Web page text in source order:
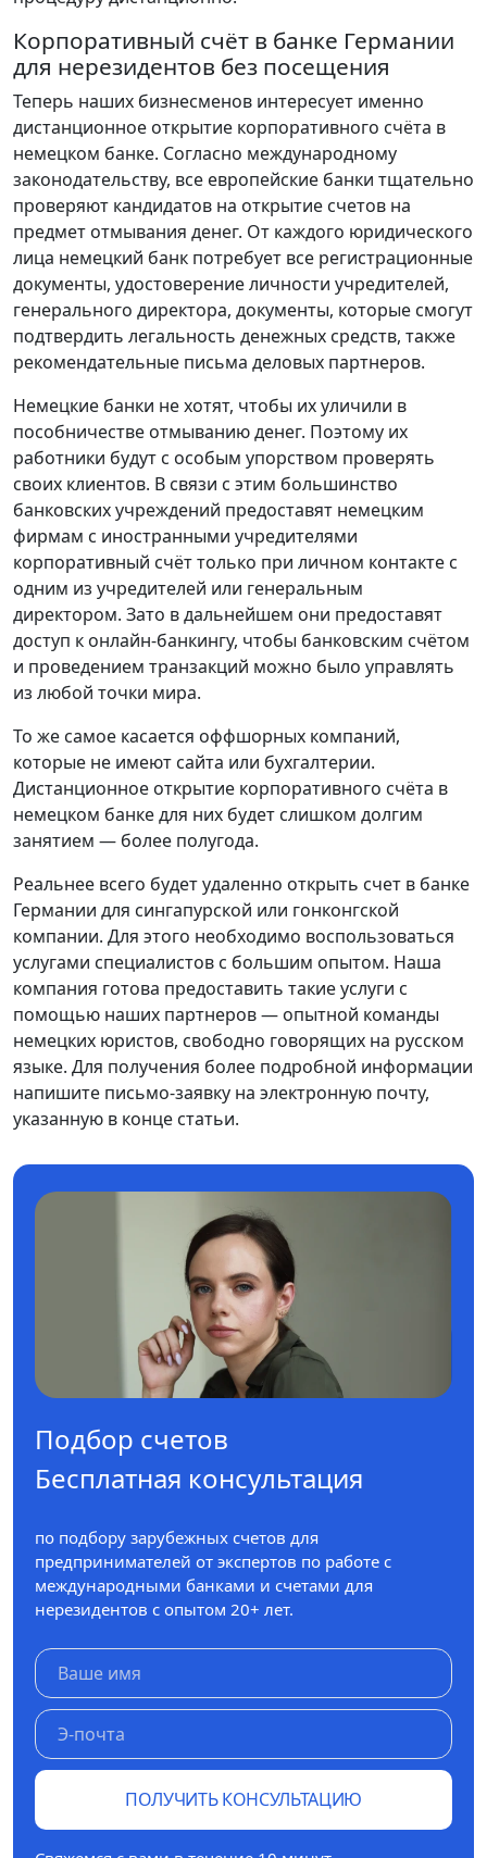
Корпоративный счёт в банке Германии
для нерезидентов без посещения
Теперь наших бизнесменов интересует именно
дистанционное открытие корпоративного счёта в
немецком банке. Согласно международному
законодательству, все европейские банки тщательно
проверяют кандидатов на открытие счетов на
предмет отмывания денег. От каждого юридического
лица немецкий банк потребует все регистрационные
документы, удостоверение личности учредителей,
генерального директора, документы, которые смогут
подтвердить легальность денежных средств, также
рекомендательные письма деловых партнеров.
Немецкие банки не хотят, чтобы их уличили в
пособничестве отмыванию денег. Поэтому их
работники будут с особым упорством проверять
своих клиентов. В связи с этим большинство
банковских учреждений предоставят немецким
фирмам с иностранными учредителями
корпоративный счёт только при личном контакте с
одним из учредителей или генеральным
директором. Зато в дальнейшем они предоставят
доступ к онлайн-банкингу, чтобы банковским счётом
и проведением транзакций можно было управлять
из любой точки мира.
То же самое касается оффшорных компаний,
которые не имеют сайта или бухгалтерии.
Дистанционное открытие корпоративного счёта в
немецком банке для них будет слишком долгим
занятием — более полугода.
Реальнее всего будет удаленно открыть счет в банке
Германии для сингапурской или гонконгской
компании. Для этого необходимо воспользоваться
услугами специалистов с большим опытом. Наша
компания готова предоставить такие услуги с
помощью наших партнеров — опытной команды
немецких юристов, свободно говорящих на русском
языке. Для получения более подробной информации
напишите письмо-заявку на электронную почту,
указанную в конце статьи.
Подбор счетов
Бесплатная консультация
по подбору зарубежных счетов для
предпринимателей от экспертов по работе с
международными банками и счетами для
нерезидентов с опытом 20+ лет.
ПОЛУЧИТЬ КОНСУЛЬТАЦИЮ